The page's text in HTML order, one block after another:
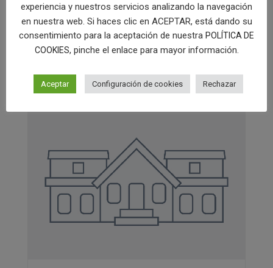
Diseño de campaña para
mailmarketing de
farmacia
experiencia y nuestros servicios analizando la navegación
en nuestra web. Si haces clic en ACEPTAR, está dando su
consentimiento para la aceptación de nuestra POLÍTICA DE
COOKIES, pinche el enlace para mayor información.
Aceptar Configuración de cookies Rechazar